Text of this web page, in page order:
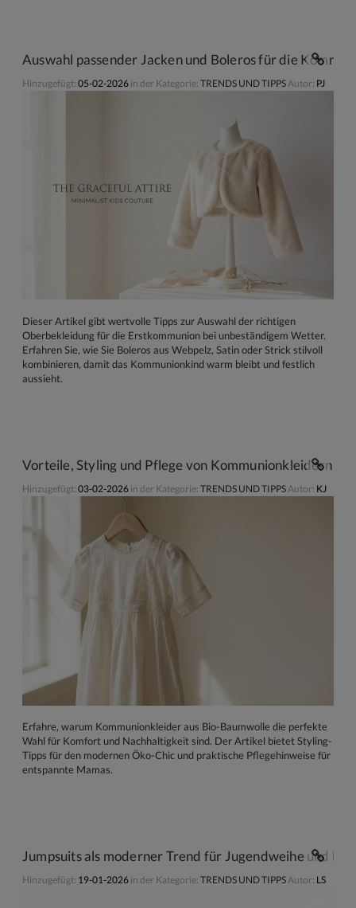
Auswahl passender Jacken und Boleros für die
Hinzugefügt: 05-02-2026 in der Kategorie: TRENDS UND TIPPS Autor: PJ
Dieser Artikel gibt wertvolle Tipps zur Auswahl der richtigen
Oberbekleidung für die Erstkommunion bei unbeständigem Wetter.
Erfahren Sie, wie Sie Boleros aus Webpelz, Satin oder Strick stilvoll
kombinieren, damit das Kommunionkind warm bleibt und festlich
aussieht.
Vorteile, Styling und Pflege von Kommunionkleidern
Hinzugefügt: 03-02-2026 in der Kategorie: TRENDS UND TIPPS Autor: KJ
Erfahre, warum Kommunionkleider aus Bio-Baumwolle die perfekte
Wahl für Komfort und Nachhaltigkeit sind. Der Artikel bietet Styling-
Tipps für den modernen Öko-Chic und praktische Pflegehinweise für
entspannte Mamas.
Jumpsuits als moderner Trend für Jugendweihe und
Hinzugefügt: 19-01-2026 in der Kategorie: TRENDS UND TIPPS Autor: LS